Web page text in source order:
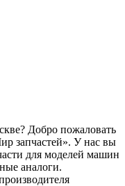
Добро пожаловать
запчастей». У нас вы
для моделей машин
аналоги.